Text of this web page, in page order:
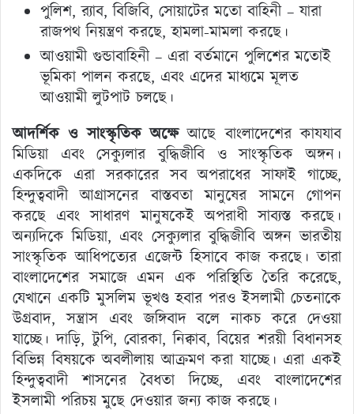
পুলিশ, র‍্যাব, বিজিবি, সোয়াটের মতো বাহিনী – যারা
রাজপথ নিয়ন্ত্রণ করছে, হামলা-মামলা করছে।
আওয়ামী গুন্ডাবাহিনী – এরা বর্তমানে পুলিশের মতোই
ভূমিকা পালন করছে, এবং এদের মাধ্যমে মূলত
আওয়ামী লুটপাট চলছে।
আদর্শিক ও সাংস্কৃতিক অক্ষেআছে বাংলাদেশের কাযযাব
মিডিয়া এবং সেক্যুলার বুদ্ধিজীবি ও সাংস্কৃতিক অঙ্গন।
একদিকে এরা সরকারের সব অপরাধের সাফাই গাচ্ছে,
হিন্দুত্ববাদী আগ্রাসনের বাস্তবতা মানুষের সামনে গোপন
করছে এবং সাধারণ মানুষকেই অপরাধী সাব্যস্ত করছে।
অন্যদিকে মিডিয়া, এবং সেক্যুলার বুদ্ধিজীবি অঙ্গন ভারতীয়
সাংস্কৃতিক আধিপত্যের এজেন্ট হিসাবে কাজ করছে। তারা
বাংলাদেশের সমাজে এমন এক পরিস্থিতি তৈরি করেছে,
যেখানে একটি মুসলিম ভূখণ্ড হবার পরও ইসলামী চেতনাকে
উগ্রবাদ, সন্ত্রাস এবং জঙ্গিবাদ বলে নাকচ করে দেওয়া
যাচ্ছে। দাড়ি, টুপি, বোরকা, নিক্বাব, বিয়ের শরয়ী বিধানসহ
বিভিন্ন বিষয়কে অবলীলায় আক্রমণ করা যাচ্ছে। এরা একই
হিন্দুত্ববাদী শাসনের বৈধতা দিচ্ছে, এবং বাংলাদেশের
ইসলামী পরিচয় মুছে দেওয়ার জন্য কাজ করছে।